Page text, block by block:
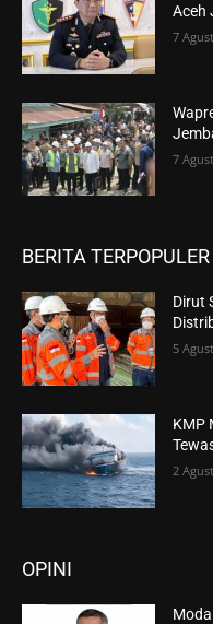
Aceh
7
7
BERITA TERPOPULER
Dirut
5
KMP
2
OPINI